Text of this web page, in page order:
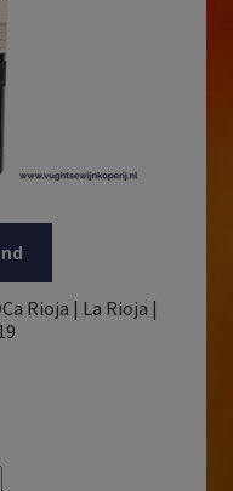
Rioja | La Rioja |